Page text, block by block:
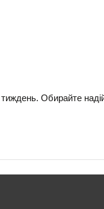
Обирайте